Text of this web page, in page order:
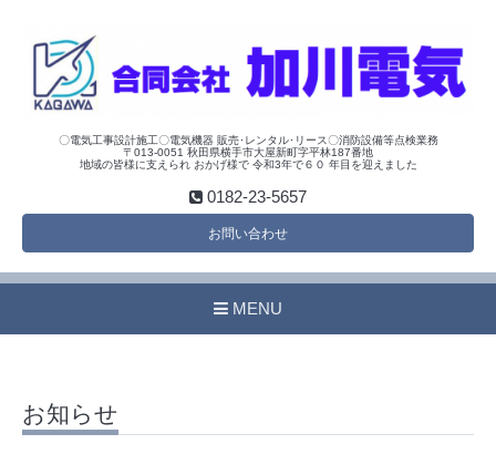
〇電気工事設計施工〇電気機器 販売･レンタル･リース〇消防設備等点検業務
〒013-0051 秋田県横手市大屋新町字平林187番地
地域の皆様に支えられ おかげ様で 令和3年で６０ 年目を迎えました
0182-23-5657
お問い合わせ
MENU
お知らせ